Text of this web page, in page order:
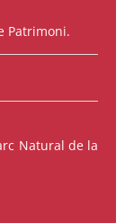
Patrimoni.
Natural de la